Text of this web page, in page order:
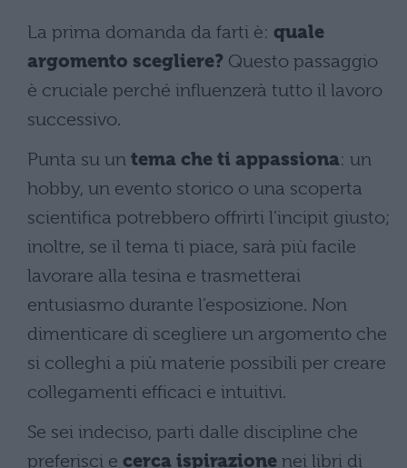
La prima domanda da farti è: quale
argomento scegliere? Questo passaggio
è cruciale perché influenzerà tutto il lavoro
successivo.
Punta su un tema che ti appassiona: un
hobby, un evento storico o una scoperta
scientifica potrebbero offrirti l’incipit giusto;
inoltre, se il tema ti piace, sarà più facile
lavorare alla tesina e trasmetterai
entusiasmo durante l’esposizione. Non
dimenticare di scegliere un argomento che
si colleghi a più materie possibili per creare
collegamenti efficaci e intuitivi.
Se sei indeciso, parti dalle discipline che
preferisci e cerca ispirazione nei libri di